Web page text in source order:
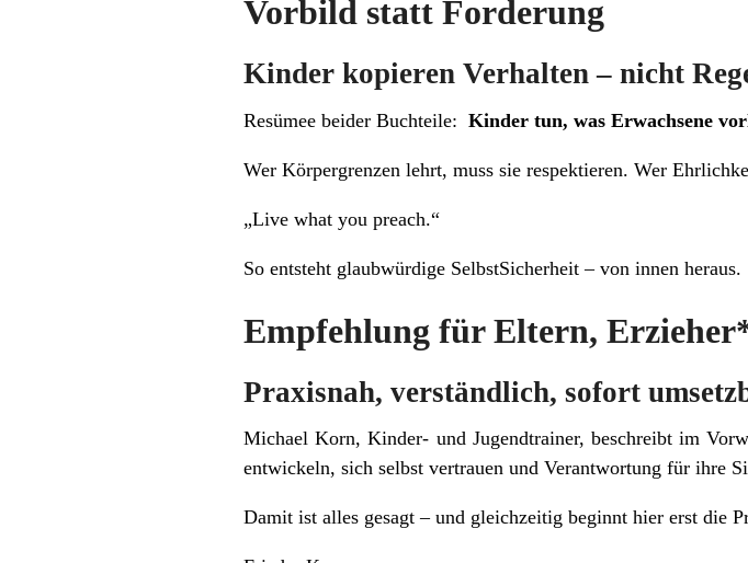
Vorbild statt Forderung
Kinder kopieren Verhalten – nicht
Resümee beider Buchteile: Kinder tun, was Erwachsene
Wer Körpergrenzen lehrt, muss sie respektieren. Wer
„Live what you preach.“
So entsteht glaubwürdige SelbstSicherheit – von innen heraus.
Empfehlung für Eltern,
Praxisnah, verständlich, sofort
Michael Korn, Kinder- und Jugendtrainer, beschreibt im
entwickeln, sich selbst vertrauen und Verantwortung für ihre
Damit ist alles gesagt – und gleichzeitig beginnt hier erst die